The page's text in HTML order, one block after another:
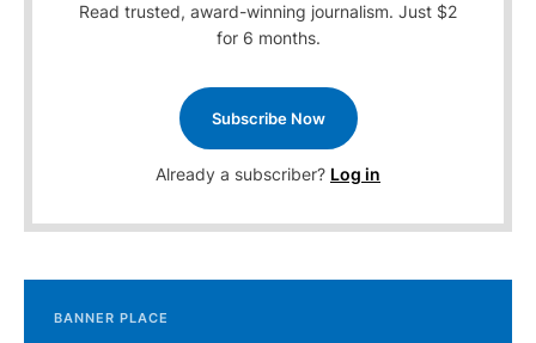
Read trusted, award-winning journalism. Just $2
for 6 months.
Subscribe Now
Already a subscriber? Log in
BANNER PLACE